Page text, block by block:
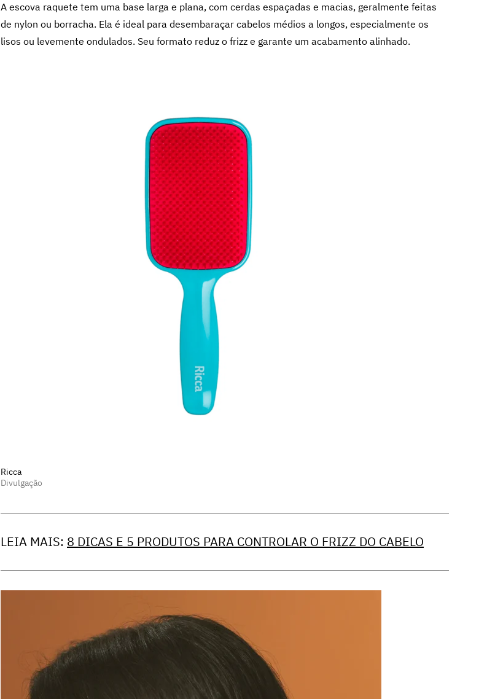
A escova raquete tem uma base larga e plana, com cerdas espaçadas e macias, geralmente feitas
de nylon ou borracha. Ela é ideal para desembaraçar cabelos médios a longos, especialmente os
lisos ou levemente ondulados. Seu formato reduz o frizz e garante um acabamento alinhado.
Ricca
Divulgação
LEIA MAIS: 8 DICAS E 5 PRODUTOS PARA CONTROLAR O FRIZZ DO CABELO